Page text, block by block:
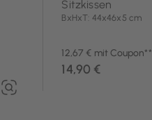
Sitzkissen
BxHxT: 44x46x5 cm
12,67 € mit Coupon**
14,90 €